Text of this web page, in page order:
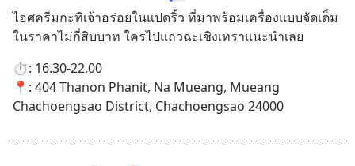
ไอศครีมกะทิเจ้าอร่อยในแปดริ้ว ที่มาพร้อมเครื่องแบบจัดเต็ม
ในราคาไม่กี่สิบบาท ใครไปแถวฉะเชิงเทราแนะนำเลย
⏱️: 16.30-22.00
📍: 404 Thanon Phanit, Na Mueang, Mueang
Chachoengsao District, Chachoengsao 24000